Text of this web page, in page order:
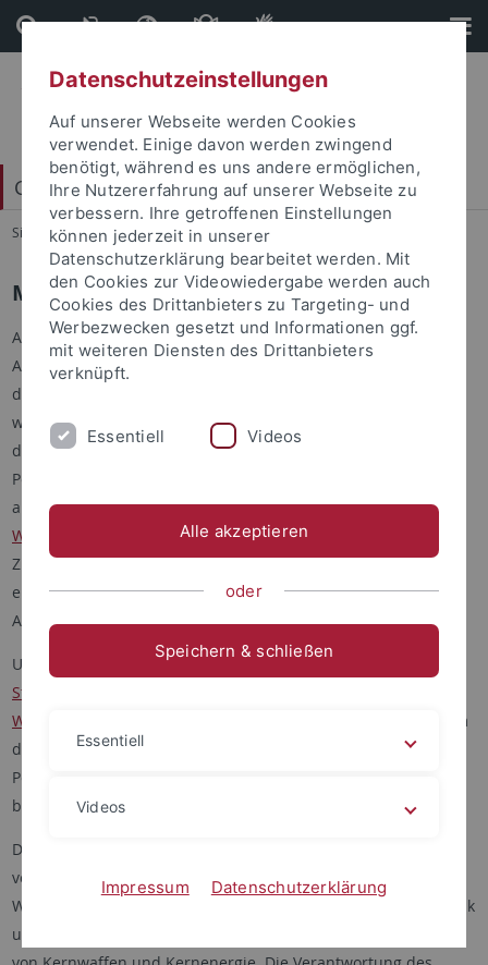
Direkt
zum
Inhalt
Direkt
zur
Fußleiste
Carl Friedrich von Weizsäcker-Zentrum
Sie sind hier: Startseite ... Mission
Mission
Ausgehend von der Idee eines TüCAS (Tübingen Center of
Advanced Studies, Senatsbeschluss vom 8.12.2016) wurde
das
wissenschaftliche Forschung als eine der drei Säulen
des
Forum Scientiarums
gegründet. Mit der Betreuung von
Postdoktoranden komplementiert es das Angebot der beiden
anderen Säulen, demTübinger Forum für
Wissenschaftskulturen (TFW)und demLeibniz-Kolleg
Zusammenarbeit besteht auch mit demCollege of Fellows,
einem zentralen Treffpunkt für soziale und kulturelle
Aktivitäten an der Universität Tübingen.
Unter Leitung des
Carl Friedrich von Weizsäcker-
Stiftungsprofessur für Theorie und Geschichte der
Wissenschaften
ist das Carl Friedrich von Weizsäcker-Zentrum
der
Grundlagenforschung
gewidmet, um internationalen
Postdoktoranden eine Plattform für Grundlagenreflexion zu
bieten.
Die Ausrichtung dieser Grundlagenreflexion ist mit dem Erbe
von Carl Friedrich von Weizsäcker eng verbunden. Als von
Weizsäcker im 20. Jahrhundert über die Grundlagen von Physik
und Philosophie arbeitete, stand die Welt unter dem Eindruck
Datenschutzeinstellungen
Auf unserer Webseite werden Cookies
verwendet. Einige davon werden zwingend
benötigt, während es uns andere ermöglichen,
Ihre Nutzererfahrung auf unserer Webseite zu
verbessern. Ihre getroffenen Einstellungen
können jederzeit in unserer
Datenschutzerklärung bearbeitet werden. Mit
den Cookies zur Videowiedergabe werden auch
Cookies des Drittanbieters zu Targeting- und
Werbezwecken gesetzt und Informationen ggf.
mit weiteren Diensten des Drittanbieters
verknüpft.
Essentiell Videos
Alle akzeptieren
oder
Speichern & schließen
Essentiell
Videos
Impressum Datenschutzerklärung